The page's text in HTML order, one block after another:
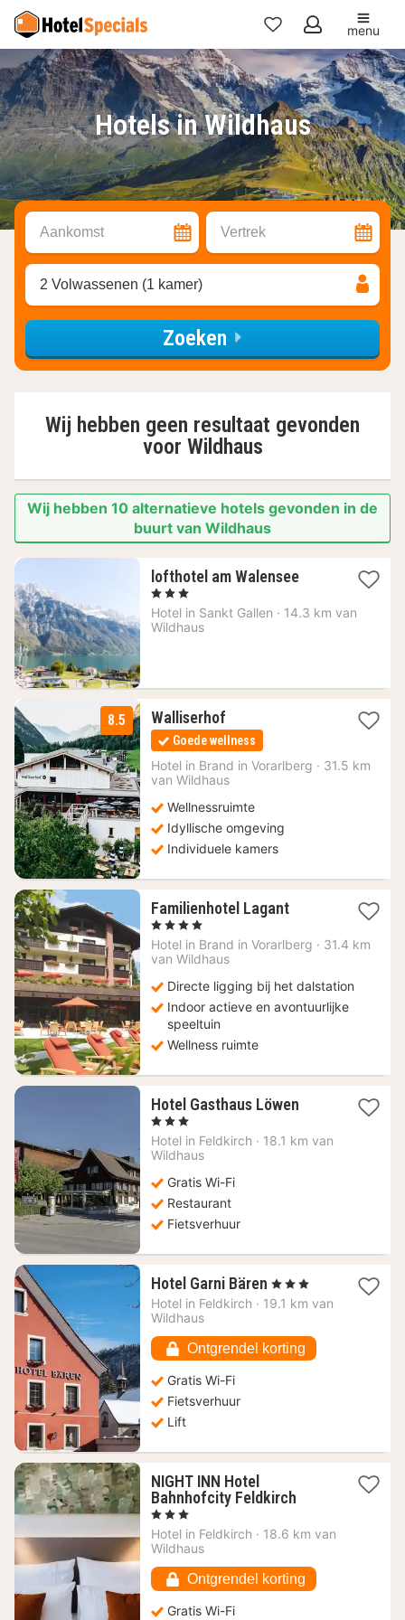
Mijn
favorieten
menu
Hotels in Wildhaus
Aankomst Vertrek
2 Volwassenen (1 kamer)
Zoeken
Wij hebben geen resultaat gevonden
voor Wildhaus
Wij hebben 10 alternatieve hotels gevonden in de
buurt van Wildhaus
lofthotel am Walensee1
vanaf
, 3 Sterren
Hotel in Sankt Gallen · 14.3 km van
Wildhaus
8.5 Walliserhof1
nacht
vanaf
177,18
€
Goede wellness
Hotel in Brand in Vorarlberg · 31.5 km
van Wildhaus
Wellnessruimte
Idyllische omgeving
Individuele kamers
Familienhotel Lagant1
vanaf
453,20
, 4 Sterren
Hotel in Brand in Vorarlberg · 31.4 km
van Wildhaus
Directe ligging bij het dalstation
Indoor actieve en avontuurlijke
speeltuin
Wellness ruimte
Hotel Gasthaus Löwen1
vanaf
, 3 Sterren
Hotel in Feldkirch · 18.1 km van
Wildhaus
Gratis Wi-Fi
Restaurant
Fietsverhuur
Hotel Garni Bären 1
nacht
€
, 3 Sterren
Hotel in Feldkirch · 19.1 km van
Wildhaus
Ontgrendel korting
Gratis Wi-Fi
Fietsverhuur
Lift
NIGHT INN Hotel
Bahnhofcity Feldkirch1
vanaf
, 3 Sterren
Hotel in Feldkirch · 18.6 km van
Wildhaus
Ontgrendel korting
Gratis Wi-Fi